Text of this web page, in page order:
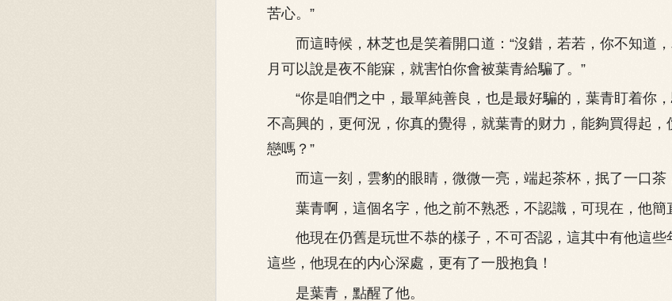
苦心。”
而這時候，林芝也是笑着開口道：“沒錯，若若，你不知道
月可以說是夜不能寐，就害怕你會被葉青給騙了。”
“你是咱們之中，最單純善良，也是最好騙的，葉青盯着你，
不高興的，更何況，你真的覺得，就葉青的财力，能夠買得起，
戀嗎？”
而這一刻，雲豹的眼睛，微微一亮，端起茶杯，抿了一口茶
葉青啊，這個名字，他之前不熟悉，不認識，可現在，他簡
他現在仍舊是玩世不恭的樣子，不可否認，這其中有他這些
這些，他現在的内心深處，更有了一股抱負！
是葉青，點醒了他。